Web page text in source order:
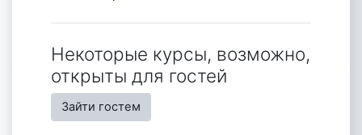
Некоторые курсы, возможно,
открыты для гостей
Зайти гостем